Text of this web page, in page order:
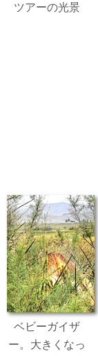
ツアーの光景
ベビーガイザ
ー。大きくなっ